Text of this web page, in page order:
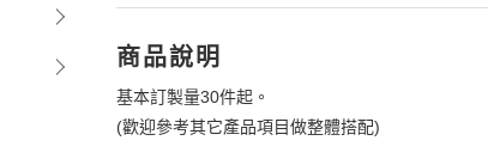
商品說明
基本訂製量30件起。
(歡迎參考其它產品項目做整體搭配)